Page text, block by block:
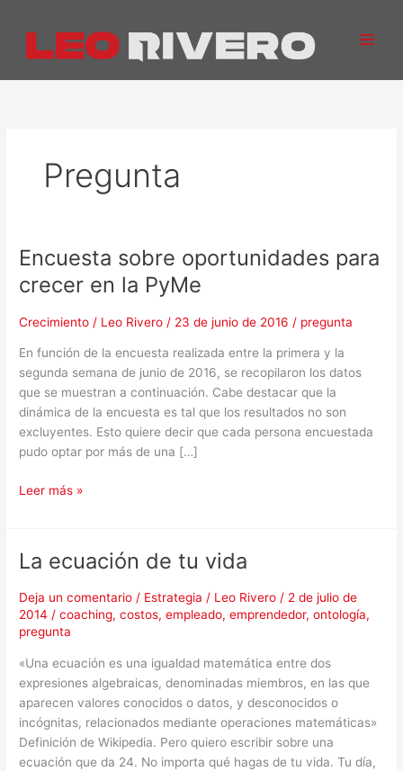
contenido
Pregunta
Encuesta sobre oportunidades para
crecer en la PyMe
Crecimiento / Leo Rivero / 23 de junio de 2016 / pregunta
En función de la encuesta realizada entre la primera y la
segunda semana de junio de 2016, se recopilaron los datos
que se muestran a continuación. Cabe destacar que la
dinámica de la encuesta es tal que los resultados no son
excluyentes. Esto quiere decir que cada persona encuestada
pudo optar por más de una […]
Encuesta
oportunidades
en
la
PyMe
Leer más »
La ecuación de tu vida
Deja un comentario / Estrategia / Leo Rivero/ 2 de julio de
2014/coaching,costos,empleado,emprendedor,ontología,
pregunta
«Una ecuación es una igualdad matemática entre dos
expresiones algebraicas, denominadas miembros, en las que
aparecen valores conocidos o datos, y desconocidos o
incógnitas, relacionados mediante operaciones matemáticas»
Definición de Wikipedia. Pero quiero escribir sobre una
ecuación que da 24. No importa qué hagas de tu vida. Tu día,
La
de
tu
vida